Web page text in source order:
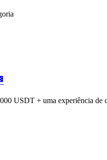
USDT + uma experiência